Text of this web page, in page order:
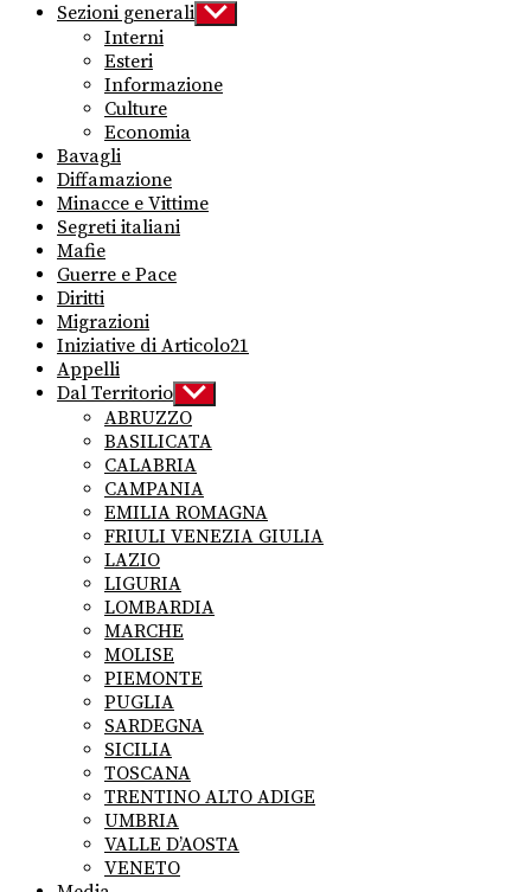
Sezioni generali Show
sub
Interni
Esteri
Informazione
Culture
Economia
Bavagli
Diffamazione
Minacce e Vittime
Segreti italiani
Mafie
Guerre e Pace
Diritti
Migrazioni
Iniziative di Articolo21
Appelli
Dal Territorio Show
sub
menu
ABRUZZO
BASILICATA
CALABRIA
CAMPANIA
EMILIA ROMAGNA
FRIULI VENEZIA GIULIA
LAZIO
LIGURIA
LOMBARDIA
MARCHE
MOLISE
PIEMONTE
PUGLIA
SARDEGNA
SICILIA
TOSCANA
TRENTINO ALTO ADIGE
UMBRIA
VALLE D’AOSTA
VENETO